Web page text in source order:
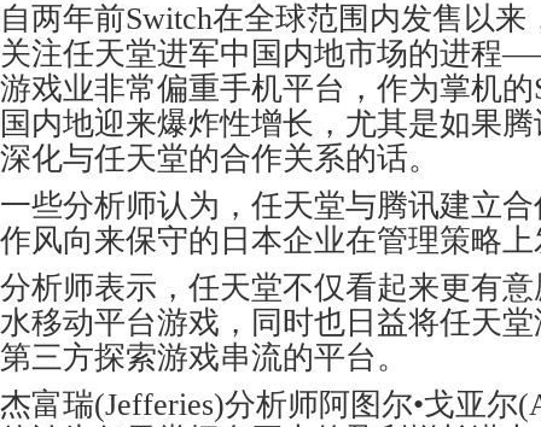
自两年前Switch在全球范围内发售以
关注任天堂进军中国内地市场的进程
游戏业非常偏重手机平台，作为掌机
国内地迎来爆炸性增长，尤其是如果
深化与任天堂的合作关系的话。
一些分析师认为，任天堂与腾讯建立
作风向来保守的日本企业在管理策略
分析师表示，任天堂不仅看起来更有
水移动平台游戏，同时也日益将任天
第三方探索游戏串流的平台。
杰富瑞(Jefferies)分析师阿图尔•戈亚尔